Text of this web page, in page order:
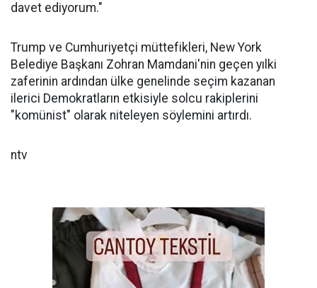
davet ediyorum."
Trump ve Cumhuriyetçi müttefikleri, New York
Belediye Başkanı Zohran Mamdani'nin geçen yılki
zaferinin ardından ülke genelinde seçim kazanan
ilerici Demokratların etkisiyle solcu rakiplerini
"komünist" olarak niteleyen söylemini artırdı.
ntv